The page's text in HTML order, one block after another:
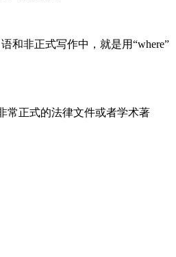
和非正式写作中，就是用“where”
常正式的法律文件或者学术著